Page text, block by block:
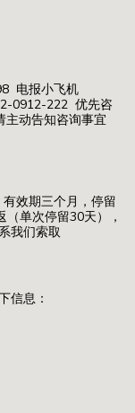
电报小飞机
0912-222 优先咨
主动告知咨询事宜
效期三个月，停留
单次停留30天），
我们索取
信息：